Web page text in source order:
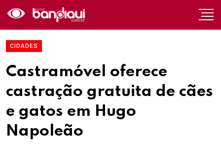
CIDADES
Castramóvel oferece
castração gratuita de cães
e gatos em Hugo
Napoleão